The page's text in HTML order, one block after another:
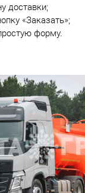
доставки;
«Заказать»;
форму.